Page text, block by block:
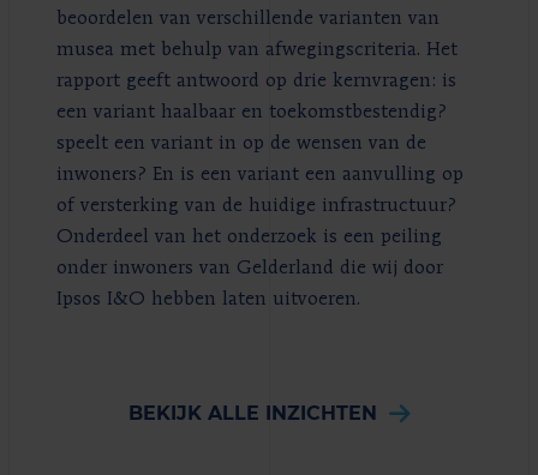
beoordelen van verschillende varianten van
musea met behulp van afwegingscriteria. Het
rapport geeft antwoord op drie kernvragen: is
een variant haalbaar en toekomstbestendig?
speelt een variant in op de wensen van de
inwoners? En is een variant een aanvulling op
of versterking van de huidige infrastructuur?
Onderdeel van het onderzoek is een peiling
onder inwoners van Gelderland die wij door
Ipsos I&O hebben laten uitvoeren.
BEKIJK ALLE INZICHTEN